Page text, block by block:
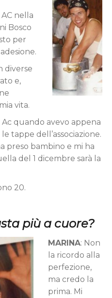
nella
Bosco
per
diverse
e,
vita.
quando avevo appena
tappe dell’associazione.
preso bambino e mi ha
del 1 dicembre sarà la
20.
più a cuore?
MARINA: Non
la ricordo alla
perfezione,
ma credo la
prima. Mi